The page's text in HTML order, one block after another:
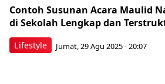
Lifestyle
Contoh Susunan Acara Maulid
di Sekolah Lengkap dan
Jumat, 29 Agu 2025 - 20:07